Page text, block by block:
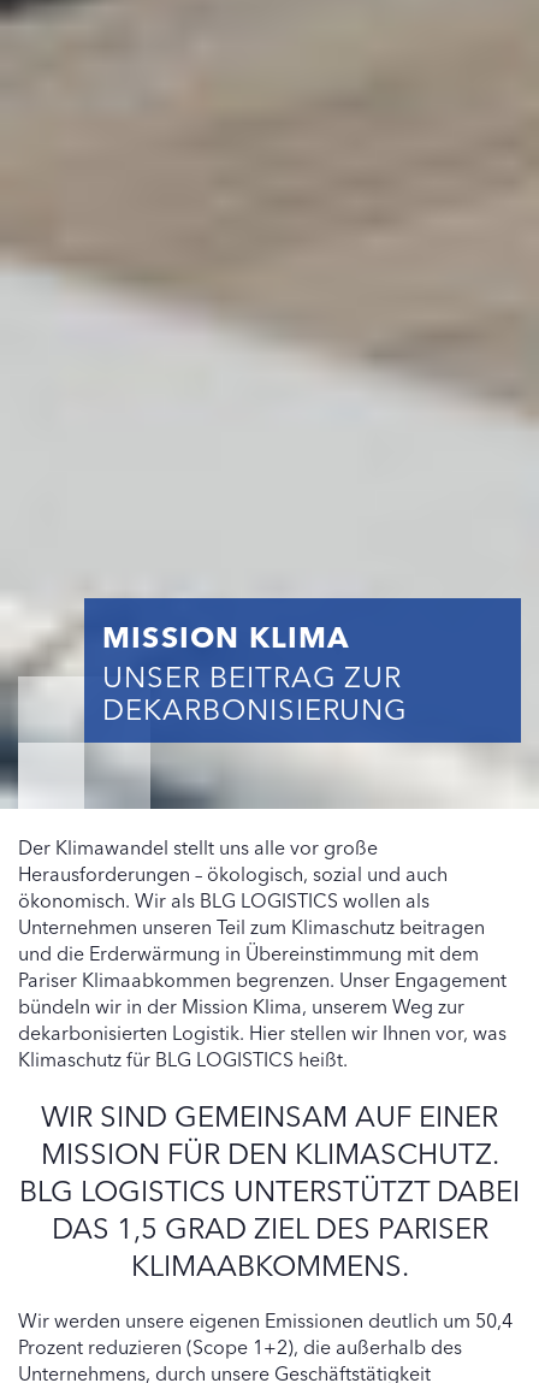
MISSION KLIMA
UNSER BEITRAG ZUR
DEKARBONISIERUNG
Der Klimawandel stellt uns alle vor große
Herausforderungen – ökologisch, sozial und auch
ökonomisch. Wir als BLG LOGISTICS wollen als
Unternehmen unseren Teil zum Klimaschutz beitragen
und die Erderwärmung in Übereinstimmung mit dem
Pariser Klimaabkommen begrenzen. Unser Engagement
bündeln wir in der Mission Klima, unserem Weg zur
dekarbonisierten Logistik. Hier stellen wir Ihnen vor, was
Klimaschutz für BLG LOGISTICS heißt.
WIR SIND GEMEINSAM AUF EINER
MISSION FÜR DEN KLIMASCHUTZ.
BLG LOGISTICS UNTERSTÜTZT DABEI
DAS 1,5 GRAD ZIEL DES PARISER
KLIMAABKOMMENS.
Wir werden unsere eigenen Emissionen deutlich um 50,4
Prozent reduzieren (Scope 1+2), die außerhalb des
Unternehmens, durch unsere Geschäftstätigkeit